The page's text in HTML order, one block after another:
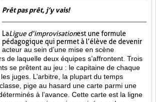
Prêt pas prêt, j’y vais!
LaLigue d’improvisationest une formule
pédagogique qui permet à l’élève de devenir
acteur au sein d’une mise en scène
de laquelle deux équipes s’affrontent. Trois
se prêtent au jeu : le capitaine de chaque
juges. L’arbitre, la plupart du temps
pige au hasard une carte parmi une
à l’avance. Cette carte est la ligne